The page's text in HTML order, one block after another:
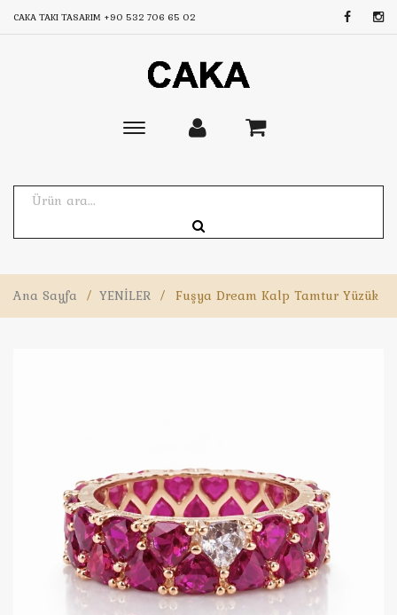
CAKA TAKI TASARIM +90 532 706 65 02
Toggle
Ana Sayfa / YENİLER / Fuşya Dream Kalp Tamtur Yüzük